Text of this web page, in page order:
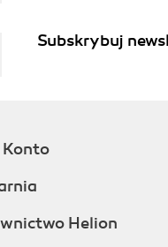
Subskrybuj
Konto
Helion